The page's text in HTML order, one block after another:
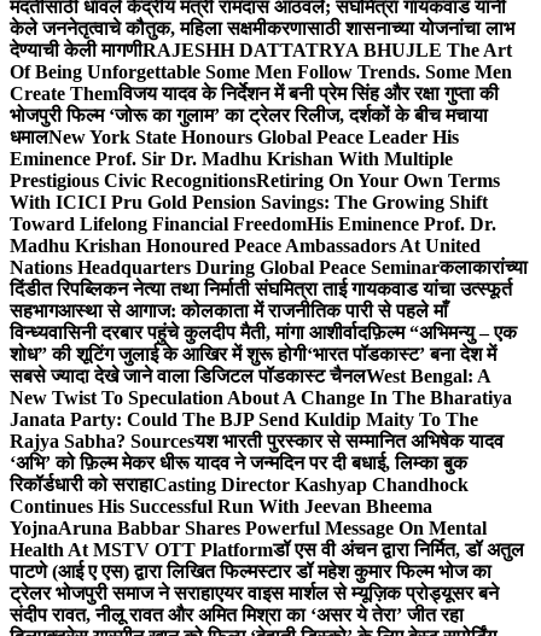
मदतीसाठी धावले केंद्रीय मंत्री रामदास आठवले; संघमित्रा गायकवाड यांनी
केले जननेतृत्वाचे कौतुक, महिला सक्षमीकरणासाठी शासनाच्या योजनांचा लाभ
देण्याची केली मागणीRAJESHH DATTATRYA BHUJLE The Art
Of Being Unforgettable Some Men Follow Trends. Some Men
Create Themविजय यादव के निर्देशन में बनी प्रेम सिंह और रक्षा गुप्ता की
भोजपुरी फिल्म ‘जोरू का गुलाम’ का ट्रेलर रिलीज, दर्शकों के बीच मचाया
धमालNew York State Honours Global Peace Leader His
Eminence Prof. Sir Dr. Madhu Krishan With Multiple
Prestigious Civic RecognitionsRetiring On Your Own Terms
With ICICI Pru Gold Pension Savings: The Growing Shift
Toward Lifelong Financial FreedomHis Eminence Prof. Dr.
Madhu Krishan Honoured Peace Ambassadors At United
Nations Headquarters During Global Peace Seminarकलाकारांच्या
दिंडीत रिपब्लिकन नेत्या तथा निर्माती संघमित्रा ताई गायकवाड यांचा उत्स्फूर्त
सहभागआस्था से आगाज: कोलकाता में राजनीतिक पारी से पहले माँ
विन्ध्यवासिनी दरबार पहुंचे कुलदीप मैती, मांगा आशीर्वादफ़िल्म “अभिमन्यु – एक
शोध” की शूटिंग जुलाई के आखिर में शुरू होगी‘भारत पॉडकास्ट’ बना देश में
सबसे ज्यादा देखे जाने वाला डिजिटल पॉडकास्ट चैनलWest Bengal: A
New Twist To Speculation About A Change In The Bharatiya
Janata Party: Could The BJP Send Kuldip Maity To The
Rajya Sabha? Sourcesयश भारती पुरस्कार से सम्मानित अभिषेक यादव
‘अभि’ को फ़िल्म मेकर धीरू यादव ने जन्मदिन पर दी बधाई, लिम्का बुक
रिकॉर्डधारी को सराहाCasting Director Kashyap Chandhock
Continues His Successful Run With Jeevan Bheema
YojnaAruna Babbar Shares Powerful Message On Mental
Health At MSTV OTT Platformडॉ एस वी अंचन द्वारा निर्मित, डॉ अतुल
पाटणे (आई ए एस) द्वारा लिखित फिल्मस्टार डॉ महेश कुमार फिल्म भोज का
ट्रेलर भोजपुरी समाज ने सराहाएयर वाइस मार्शल से म्यूज़िक प्रोड्यूसर बने
संदीप रावत, नीलू रावत और अमित मिश्रा का ‘असर ये तेरा’ जीत रहा